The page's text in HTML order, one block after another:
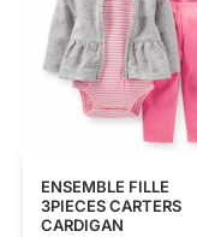
ENSEMBLE FILLE
3PIECES CARTERS
CARDIGAN